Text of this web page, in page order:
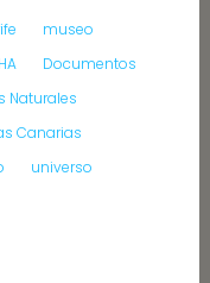
museo
Documentos
Naturales
Canarias
universo